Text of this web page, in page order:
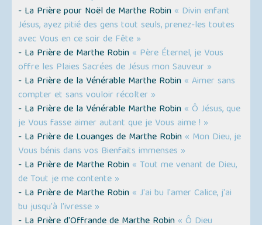
- La Prière pour Noël de Marthe Robin « Divin enfant
Jésus, ayez pitié des gens tout seuls, prenez-les toutes
avec Vous en ce soir de Fête »
- La Prière de Marthe Robin « Père Éternel, je Vous
offre les Plaies Sacrées de Jésus mon Sauveur »
- La Prière de la Vénérable Marthe Robin « Aimer sans
compter et sans vouloir récolter »
- La Prière de la Vénérable Marthe Robin « Ô Jésus, que
je Vous fasse aimer autant que je Vous aime ! »
- La Prière de Louanges de Marthe Robin « Mon Dieu, je
Vous bénis dans vos Bienfaits immenses »
- La Prière de Marthe Robin « Tout me venant de Dieu,
de Tout je me contente »
- La Prière de Marthe Robin « J'ai bu l'amer Calice, j'ai
bu jusqu'à l'ivresse »